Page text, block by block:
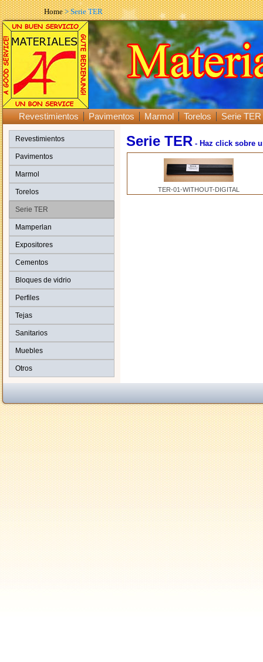
Home> Serie TER
Revestimientos Pavimentos Marmol Torelos Serie TER
Revestimientos
Pavimentos
Marmol
Torelos
Serie TER
Mamperlan
Expositores
Cementos
Bloques de vidrio
Perfiles
Tejas
Sanitarios
Muebles
Otros
Serie TER - Haz click sobre
TER-01-WITHOUT-DIGITAL